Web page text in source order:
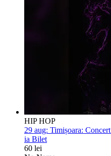
HIP HOP
29 aug: Timișoara: Concert
ia Bilet
60 lei